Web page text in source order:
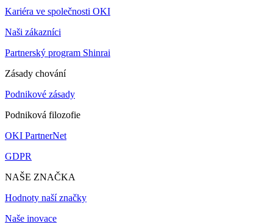
Kariéra ve společnosti OKI
Naši zákazníci
Partnerský program Shinrai
Zásady chování
Podnikové zásady
Podniková filozofie
OKI PartnerNet
GDPR
NAŠE ZNAČKA
Hodnoty naší značky
Naše inovace